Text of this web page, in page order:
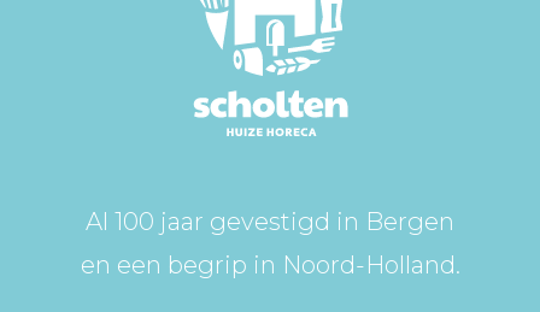
Al 100 jaar gevestigd in Bergen
en een begrip in Noord-Holland.